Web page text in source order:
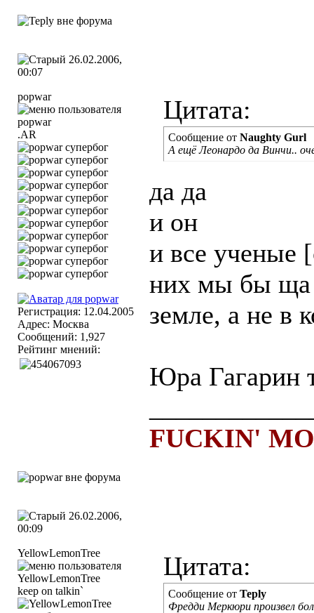
26.02.2006,
00:07
popwar
.AR
Регистрация: 12.04.2005
Адрес: Москва
Сообщений: 1,927
Рейтинг мнений:
Цитата:
Сообщение от Naughty Gurl
А ещё Леонардо да Винчи..
да да
и он
и все ученые
них мы бы ща
земле, а не в
Юра Гагарин
FUCKIN'
26.02.2006,
00:09
YellowLemоnTree
keep on talkin`
Цитата:
Сообщение от Teply
Фредди Меркюри произвел